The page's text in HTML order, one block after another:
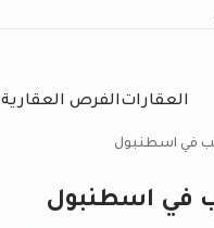
العقاراتالفرص العقارية
في اسطنبول
في اسطنبول